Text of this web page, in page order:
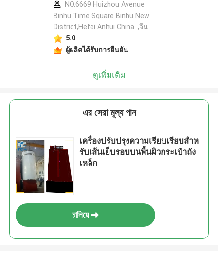
NO.6669 Huizhou Avenue
Binhu Time Square Binhu New
District,Hefei Anhui China. ,จีน
5.0
ผู้ผลิตได้รับการยืนยัน
ดูเพิ่มเติม
এর সেরা মূল্য পান
เครื่องปรับปรุงความเรียบเรียบสําห
รับเส้นเย็บรอบบนพื้นผิวกระเป๋าถัง
เหล็ก
চালিয়ে